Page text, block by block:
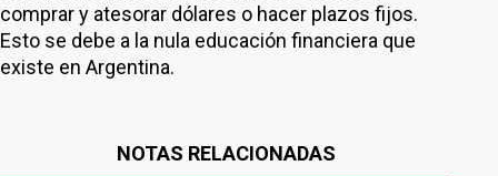
comprar y atesorar dólares o hacer plazos fijos.
Esto se debe a la nula educación financiera que
existe en Argentina.
NOTAS RELACIONADAS